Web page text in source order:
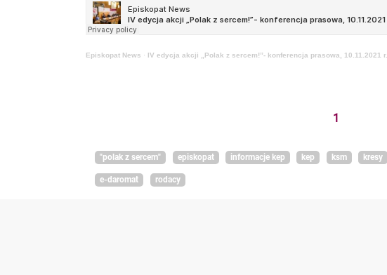
Episkopat News · IV edycja akcji „Polak z sercem!”- konferencja prasowa, 10.11.2021 r.
1
"polak z sercem" episkopat informacje kep kep ksm kresy
e-daromat rodacy